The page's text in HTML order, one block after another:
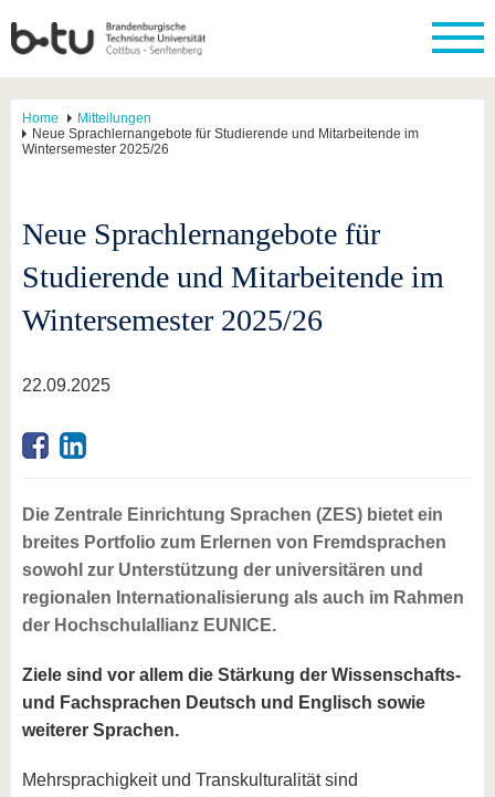
Home
Mitteilungen
Neue Sprachlernangebote für Studierende und Mitarbeitende im
Wintersemester 2025/26
Neue Sprachlernangebote für
Studierende und Mitarbeitende im
Wintersemester 2025/26
22.09.2025
Die Zentrale Einrichtung Sprachen (ZES) bietet ein
breites Portfolio zum Erlernen von Fremdsprachen
sowohl zur Unterstützung der universitären und
regionalen Internationalisierung als auch im Rahmen
der Hochschulallianz EUNICE.
Ziele sind vor allem die Stärkung der Wissenschafts-
und Fachsprachen Deutsch und Englisch sowie
weiterer Sprachen.
Mehrsprachigkeit und Transkulturalität sind